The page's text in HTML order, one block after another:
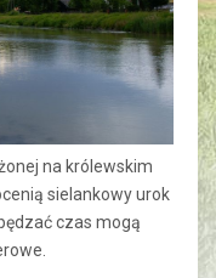
na królewskim
sielankowy urok
czas mogą